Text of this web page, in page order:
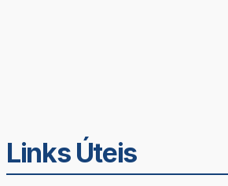
Links Úteis